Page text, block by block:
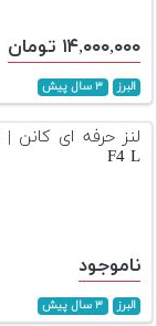
۱۴,۰۰۰,۰۰۰ تومان
البرز ۳ سال پیش
F4 L
ناموجود
البرز ۳ سال پیش